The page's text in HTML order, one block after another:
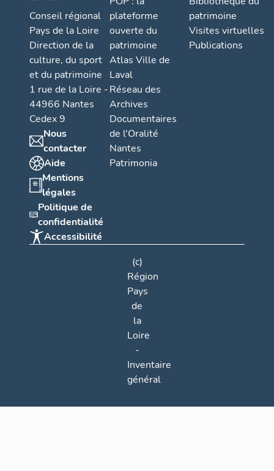
Conseil régional
Pays de la Loire
Direction de la
culture, du sport
et du patrimoine
1 rue de la Loire -
44966 Nantes
Cedex 9
Nous
contacter
Aide
Mentions
légales
Politique de
confidentialité
Accessibilité
plateforme
ouverte du
patrimoine
Atlas Ville de
Laval
Réseau des
Archives
Documentaires
de l'Oralité
Nantes
Patrimonia
patrimoine
Visites virtuelles
Publications
(c)
Région
Pays
de
la
Loire
-
Inventaire
général